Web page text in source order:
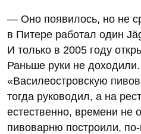
— Оно появилось, но не
в Питере работал один
И только в 2005 году
Раньше руки не
«Василеостровскую
тогда руководил, а на
естественно, времени не
пивоварню построили,